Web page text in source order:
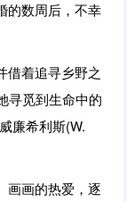
的数周后，不幸
借着追寻乡野之
寻觅到生命中的
廉希利斯(W.
画画的热爱，逐